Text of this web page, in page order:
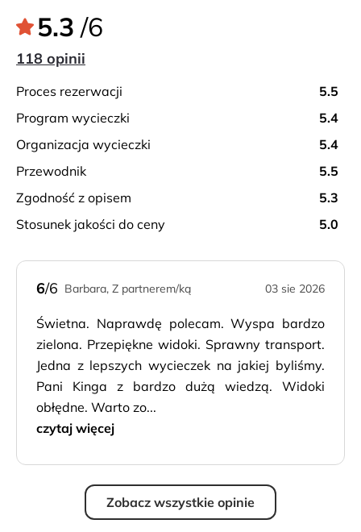
5.3 /6
118 opinii
proces rezerwacji
5.5
program wycieczki
5.4
organizacja wycieczki
5.4
przewodnik
5.5
zgodność z opisem
5.3
stosunek jakości do ceny
5.0
6/6 Barbara, Z partnerem/ką 03 sie 2026
Świetna. Naprawdę polecam. Wyspa bardzo
zielona. Przepiękne widoki. Sprawny transport.
Jedna z lepszych wycieczek na jakiej byliśmy.
Pani Kinga z bardzo dużą wiedzą. Widoki
obłędne. Warto zo...
czytaj więcej
Zobacz wszystkie opinie